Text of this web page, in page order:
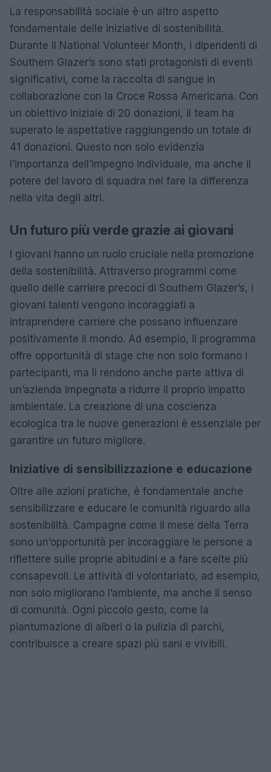
La responsabilità sociale è un altro aspetto
fondamentale delle iniziative di sostenibilità.
Durante il National Volunteer Month, i dipendenti di
Southern Glazer’s sono stati protagonisti di eventi
significativi, come la raccolta di sangue in
collaborazione con la Croce Rossa Americana. Con
un obiettivo iniziale di 20 donazioni, il team ha
superato le aspettative raggiungendo un totale di
41 donazioni. Questo non solo evidenzia
l’importanza dell’impegno individuale, ma anche il
potere del lavoro di squadra nel fare la differenza
nella vita degli altri.
Un futuro più verde grazie ai giovani
I giovani hanno un ruolo cruciale nella promozione
della sostenibilità. Attraverso programmi come
quello delle carriere precoci di Southern Glazer’s, i
giovani talenti vengono incoraggiati a
intraprendere carriere che possano influenzare
positivamente il mondo. Ad esempio, il programma
offre opportunità di stage che non solo formano i
partecipanti, ma li rendono anche parte attiva di
un’azienda impegnata a ridurre il proprio impatto
ambientale. La creazione di una coscienza
ecologica tra le nuove generazioni è essenziale per
garantire un futuro migliore.
Iniziative di sensibilizzazione e educazione
Oltre alle azioni pratiche, è fondamentale anche
sensibilizzare e educare le comunità riguardo alla
sostenibilità. Campagne come il mese della Terra
sono un’opportunità per incoraggiare le persone a
riflettere sulle proprie abitudini e a fare scelte più
consapevoli. Le attività di volontariato, ad esempio,
non solo migliorano l’ambiente, ma anche il senso
di comunità. Ogni piccolo gesto, come la
piantumazione di alberi o la pulizia di parchi,
contribuisce a creare spazi più sani e vivibili.